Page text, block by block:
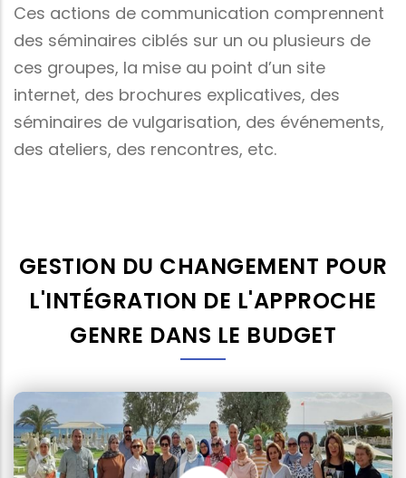
Ces actions de communication comprennent
des séminaires ciblés sur un ou plusieurs de
ces groupes, la mise au point d’un site
internet, des brochures explicatives, des
séminaires de vulgarisation, des événements,
des ateliers, des rencontres, etc.
GESTION DU CHANGEMENT POUR
L'INTÉGRATION DE L'APPROCHE
GENRE DANS LE BUDGET